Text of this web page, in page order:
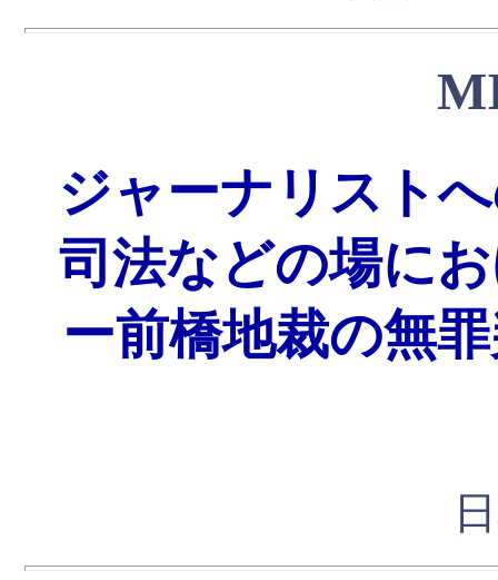
ジャーナリスト
司法などの場に
ー前橋地裁の無